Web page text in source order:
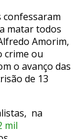
confessaram
matar todos
Amorim,
crime ou
o avanço das
de 13
na
mil